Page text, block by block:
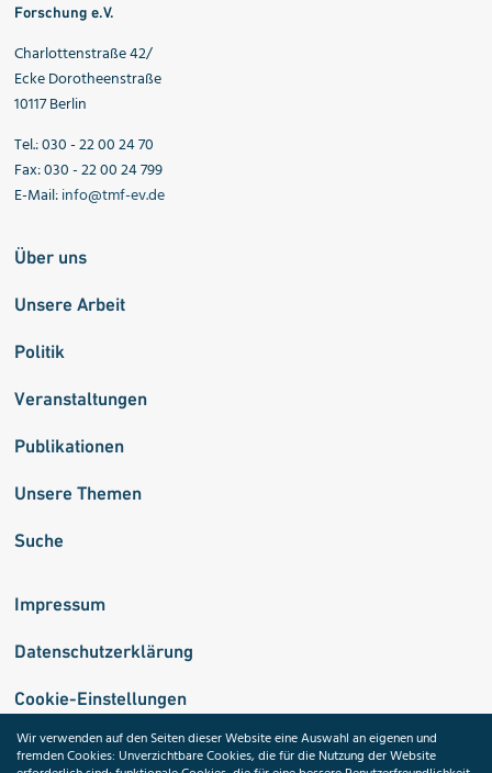
Forschung e.V.
Charlottenstraße 42/
Ecke Dorotheenstraße
10117 Berlin
Tel.: 030 - 22 00 24 70
Fax: 030 - 22 00 24 799
E-Mail:info@tmf-ev.de
Über uns
Unsere Arbeit
Politik
Veranstaltungen
Publikationen
Unsere Themen
Suche
Impressum
Datenschutzerklärung
Cookie-Einstellungen
Medizininformatik-Initiative
Wir verwenden auf den Seiten dieser Website eine Auswahl an eigenen und
fremden Cookies: Unverzichtbare Cookies, die für die Nutzung der Website